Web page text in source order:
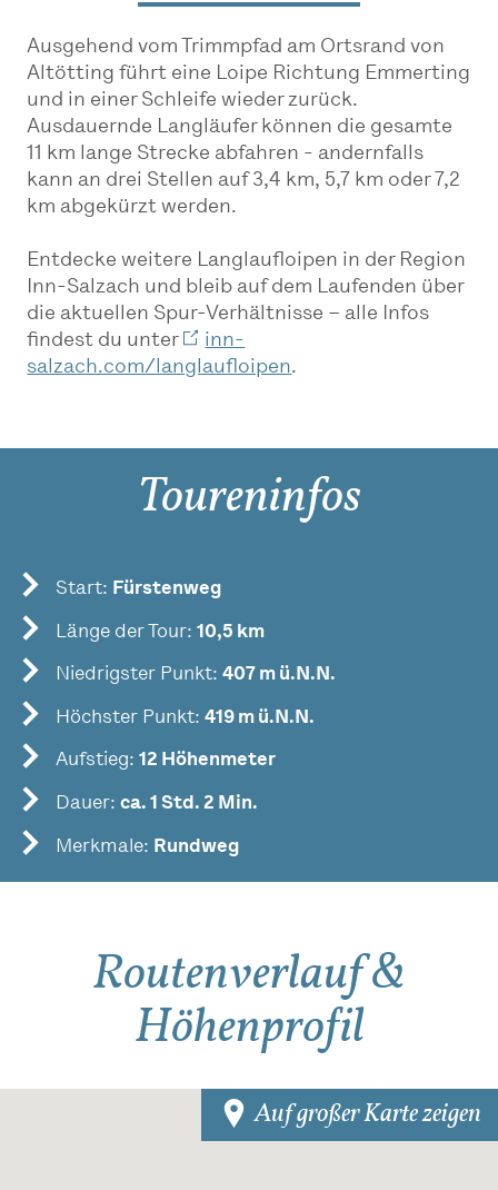
Ausgehend vom Trimmpfad am Ortsrand von
Altötting führt eine Loipe Richtung Emmerting
und in einer Schleife wieder zurück.
Ausdauernde Langläufer können die gesamte
11 km lange Strecke abfahren - andernfalls
kann an drei Stellen auf 3,4 km, 5,7 km oder 7,2
km abgekürzt werden.
Entdecke weitere Langlaufloipen in der Region
Inn-Salzach und bleib auf dem Laufenden über
die aktuellen Spur-Verhältnisse – alle Infos
findest du unter
inn-
salzach.com/langlaufloipen.
Toureninfos
Start: Fürstenweg
Länge der Tour:10,5 km
Niedrigster Punkt:407 m ü.N.N.
Höchster Punkt:419 m ü.N.N.
Aufstieg:12 Höhenmeter
Dauer:ca. 1 Std. 2 Min.
Merkmale: Rundweg
Routenverlauf &
Höhenprofil
Auf großer Karte zeigen